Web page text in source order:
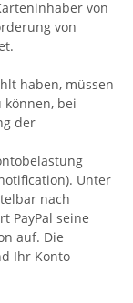
von
von
haben, müssen
können, bei
der
Unter
nach
PayPal seine
auf. Die
Ihr Konto